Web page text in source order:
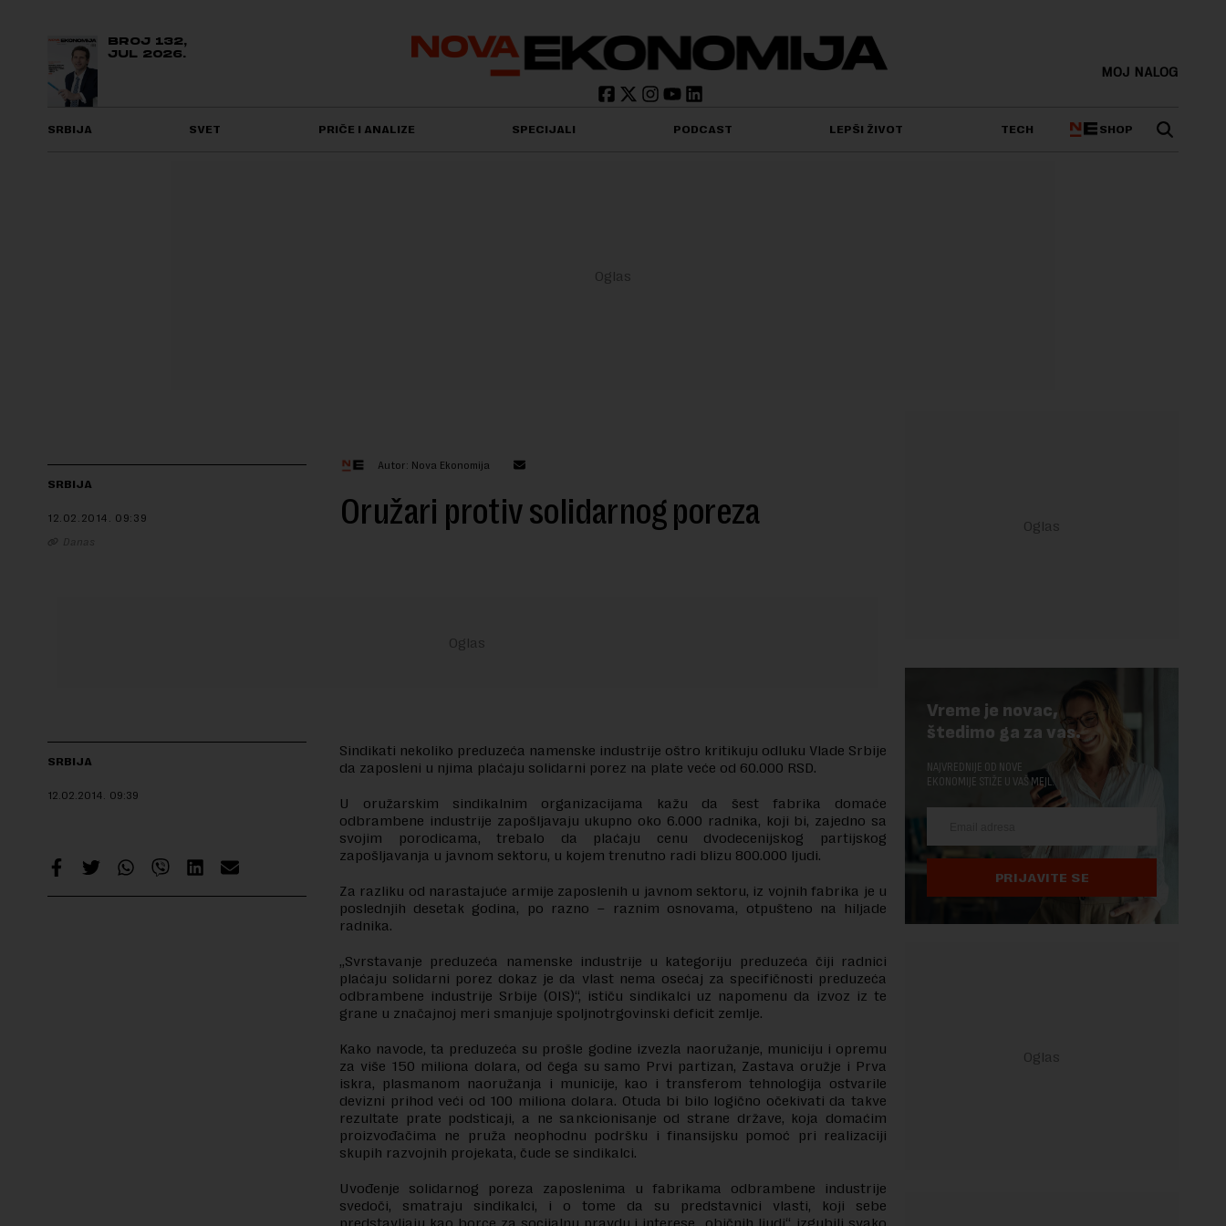
BROJ 132,
JUL 2026.
MOJ NALOG
SRBIJA SVET PRIČE I ANALIZE SPECIJALI PODCAST LEPŠI ŽIVOT TECH SHOP
SRBIJA
12.02.2014. 09:39
Danas
Autor: Nova Ekonomija
Oružari protiv solidarnog poreza
SRBIJA
12.02.2014. 09:39
Sindikati nekoliko preduzeća namenske industrije oštro kritikuju odluku Vlade Srbije
da zaposleni u njima plaćaju solidarni porez na plate veće od 60.000 RSD.
U oružarskim sindikalnim organizacijama kažu da šest fabrika domaće
odbrambene industrije zapošljavaju ukupno oko 6.000 radnika, koji bi, zajedno sa
svojim porodicama, trebalo da plaćaju cenu dvodecenijskog partijskog
zapošljavanja u javnom sektoru, u kojem trenutno radi blizu 800.000 ljudi.
Za razliku od narastajuće armije zaposlenih u javnom sektoru, iz vojnih fabrika je u
poslednjih desetak godina, po razno – raznim osnovama, otpušteno na hiljade
radnika.
„Svrstavanje preduzeća namenske industrije u kategoriju preduzeća čiji radnici
plaćaju solidarni porez dokaz je da vlast nema osećaj za specifičnosti preduzeća
odbrambene industrije Srbije (OIS)“, ističu sindikalci uz napomenu da izvoz iz te
grane u značajnoj meri smanjuje spoljnotrgovinski deficit zemlje.
Kako navode, ta preduzeća su prošle godine izvezla naoružanje, municiju i opremu
za više 150 miliona dolara, od čega su samo Prvi partizan, Zastava oružje i Prva
iskra, plasmanom naoružanja i municije, kao i transferom tehnologija ostvarile
devizni prihod veći od 100 miliona dolara. Otuda bi bilo logično očekivati da takve
rezultate prate podsticaji, a ne sankcionisanje od strane države, koja domaćim
proizvođačima ne pruža neophodnu podršku i finansijsku pomoć pri realizaciji
skupih razvojnih projekata, čude se sindikalci.
Uvođenje solidarnog poreza zaposlenima u fabrikama odbrambene industrije
svedoči, smatraju sindikalci, i o tome da su predstavnici vlasti, koji sebe
Vreme je novac,
štedimo ga za vas.
NAJVREDNIJE OD NOVE
EKONOMIJE STIŽE U VAŠ MEJL.
PRIJAVITE SE